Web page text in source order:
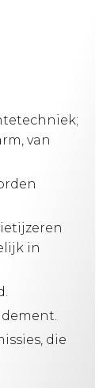
van
in
die